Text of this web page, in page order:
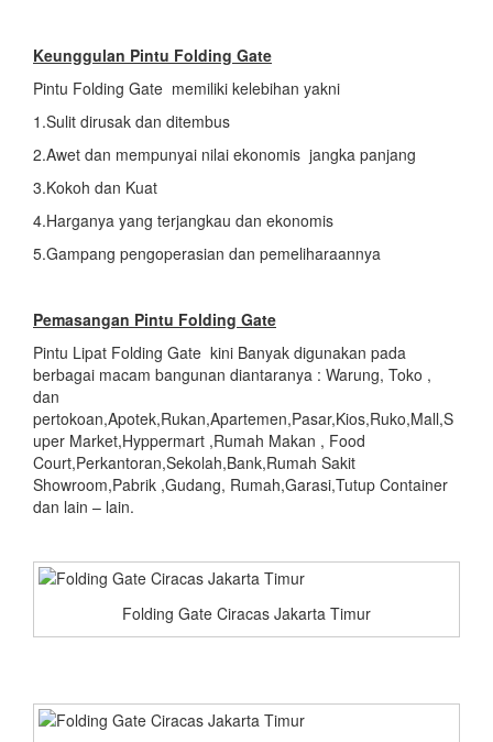
Keunggulan Pintu Folding Gate
Pintu Folding Gate memiliki kelebihan yakni
1.Sulit dirusak dan ditembus
2.Awet dan mempunyai nilai ekonomis jangka panjang
3.Kokoh dan Kuat
4.Harganya yang terjangkau dan ekonomis
5.Gampang pengoperasian dan pemeliharaannya
Pemasangan Pintu Folding Gate
Pintu Lipat Folding Gate kini Banyak digunakan pada
berbagai macam bangunan diantaranya : Warung, Toko ,
dan
pertokoan,Apotek,Rukan,Apartemen,Pasar,Kios,Ruko,Mall,S
uper Market,Hyppermart ,Rumah Makan , Food
Court,Perkantoran,Sekolah,Bank,Rumah Sakit
Showroom,Pabrik ,Gudang, Rumah,Garasi,Tutup Container
dan lain – lain.
Folding Gate Ciracas Jakarta Timur